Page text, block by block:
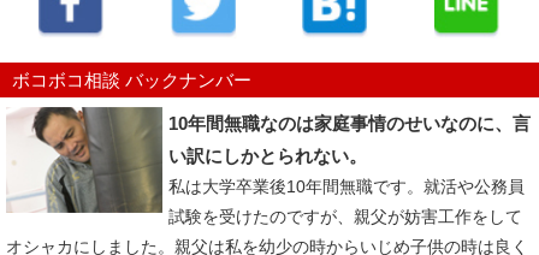
ボコボコ相談 バックナンバー
10年間無職なのは家庭事情のせいなのに、言
い訳にしかとられない。
私は大学卒業後10年間無職です。就活や公務員
試験を受けたのですが、親父が妨害工作をして
オシャカにしました。親父は私を幼少の時からいじめ子供の時は良く